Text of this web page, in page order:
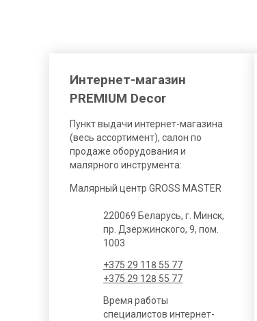
Интернет-магазин
PREMIUM Decor
Пункт выдачи интернет-магазина
(весь ассортимент), салон по
продаже оборудования и
малярного инструмента:
Малярный центр GROSS MASTER
220069 Беларусь, г. Минск,
пр. Дзержинского, 9, пом.
1003
+375 29 118 55 77
+375 29 128 55 77
Время работы
специалистов интернет-